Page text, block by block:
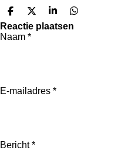
D
e
l
e
D
e
e
S
h
D
e
Reactie plaatsen
Naam *
E-mailadres *
Bericht *